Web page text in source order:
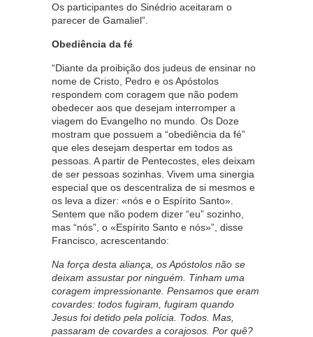
Os participantes do Sinédrio aceitaram o
parecer de Gamaliel”.
Obediência da fé
“Diante da proibição dos judeus de ensinar no
nome de Cristo, Pedro e os Apóstolos
respondem com coragem que não podem
obedecer aos que desejam interromper a
viagem do Evangelho no mundo. Os Doze
mostram que possuem a “obediência da fé”
que eles desejam despertar em todos as
pessoas. A partir de Pentecostes, eles deixam
de ser pessoas sozinhas. Vivem uma sinergia
especial que os descentraliza de si mesmos e
os leva a dizer: «nós e o Espírito Santo».
Sentem que não podem dizer “eu” sozinho,
mas “nós”, o «Espírito Santo e nós»”, disse
Francisco, acrescentando:
Na força desta aliança, os Apóstolos não se
deixam assustar por ninguém. Tinham uma
coragem impressionante. Pensamos que eram
covardes: todos fugiram, fugiram quando
Jesus foi detido pela polícia. Todos. Mas,
passaram de covardes a corajosos. Por quê?